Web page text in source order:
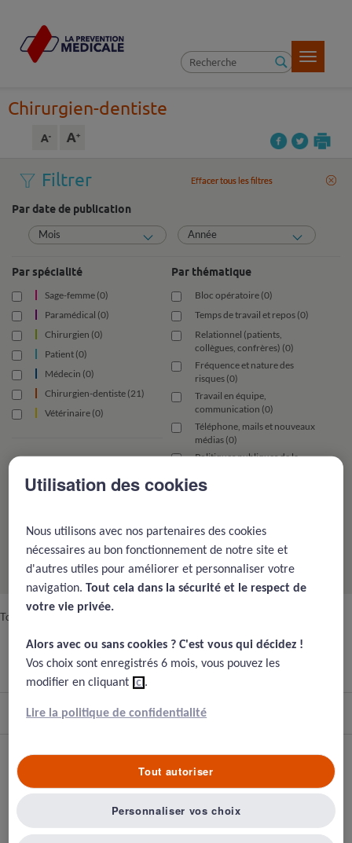
Toggle
Chirurgien-dentiste
Filtrer Effacer tous les filtres
Par date de publication
Mois Année
Par spécialité
Sage-femme (0)
Paramédical (0)
Chirurgien (0)
Patient (0)
Médecin (0)
Chirurgien-dentiste (21)
Vétérinaire (0)
Par thématique
Bloc opératoire (0)
Temps de travail et repos (0)
Relationnel (patients,
collègues, confrères) (0)
Fréquence et nature des
risques (0)
Travail en équipe,
communication (0)
Téléphone, mails et nouveaux
médias (0)
Politiques publiques de la
Signalement des EIG et aide
Fondamentaux de la gestion du
risque (0)
Effacer tous les filtres
Toutes les actualités de la spécialité Dentistes
Chirurgien-dentiste
(34 résultats)
1 2 3
Intelligence artificielle et gestion des risques dans la pratique
clinique bucco-dentaire
10.07.2026
Par le Pr Frédéric DENIS – Doyen de la faculté d’Odontologie de Tours –
Chef de service de médecine et de chirurgie bucco-dentaire et le Pr Gael ROCHEFORT
– Assesseur à la recherche à la faculté d’Odontologie de Tours et au CHU de Tours
Utilisation des cookies
Nous utilisons avec nos partenaires des cookies
nécessaires au bon fonctionnement de notre site et
d'autres utiles pour améliorer et personnaliser votre
navigation.Tout cela dans la sécurité et le respect de
votre vie privée.​
Alors avec ou sans cookies ? C'est vous qui décidez !​
Vos choix sont enregistrés 6 mois, vous pouvez les
modifier en cliquant ici.
Lire la politique de confidentialité
Tout autoriser
Personnaliser vos choix